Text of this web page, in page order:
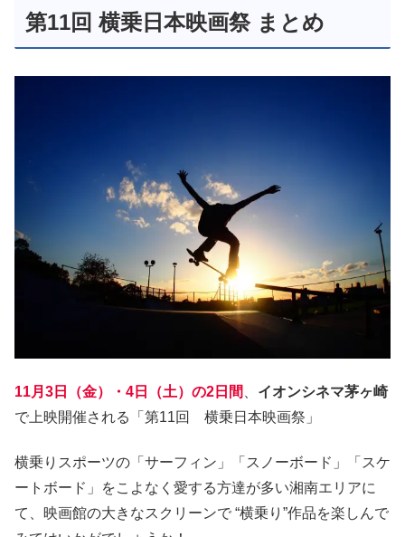
第11回 横乗日本映画祭 まとめ
11月3日（金）・4日（土）の2日間
イオンシネマ茅ヶ崎
で上映開催される「第11回 横乗日本映画祭」
横乗りスポーツの「サーフィン」「スノーボード」「スケ
ートボード」をこよなく愛する方達が多い湘南エリアに
て、映画館の大きなスクリーンで “横乗り”作品を楽しんで